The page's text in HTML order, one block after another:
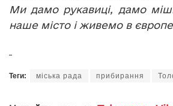
Ми дамо рукавиці, дамо
наше місто і живемо в
Теги: міська рада прибирання